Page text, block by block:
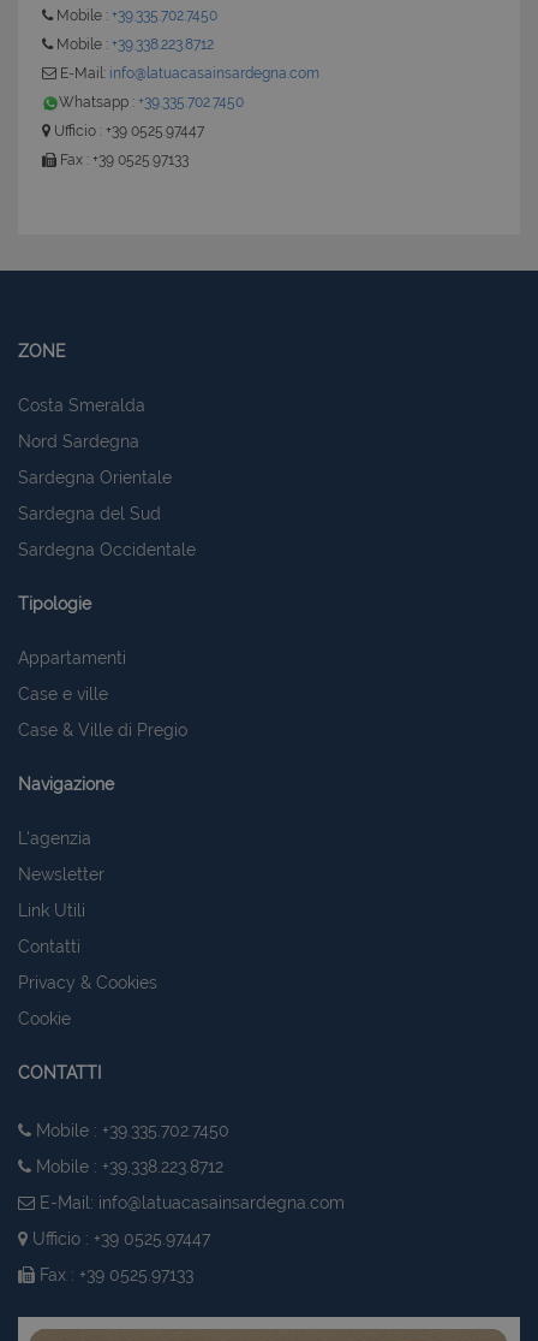
Mobile : +39.335.702.7450
Mobile : +39.338.223.8712
E-Mail: info@latuacasainsardegna.com
Whatsapp : +39.335.702.7450
Ufficio : +39 0525.97447
Fax : +39 0525.97133
ZONE
Costa Smeralda
Nord Sardegna
Sardegna Orientale
Sardegna del Sud
Sardegna Occidentale
Tipologie
Appartamenti
Case e ville
Case & Ville di Pregio
Navigazione
L'agenzia
Newsletter
Link Utili
Contatti
Privacy & Cookies
Cookie
CONTATTI
Mobile : +39.335.702.7450
Mobile : +39.338.223.8712
E-Mail: info@latuacasainsardegna.com
Ufficio : +39 0525.97447
Fax : +39 0525.97133